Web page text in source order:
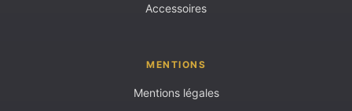
Accessoires
MENTIONS
Mentions légales